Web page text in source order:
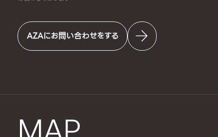
AZAにお問い合わせをする
MAP